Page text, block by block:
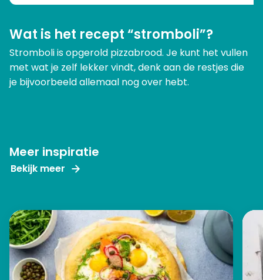
Wat is het recept “stromboli”?
Stromboli is opgerold pizzabrood. Je kunt het vullen
met wat je zelf lekker vindt, denk aan de restjes die
je bijvoorbeeld allemaal nog over hebt.
Meer inspiratie
Bekijk meer